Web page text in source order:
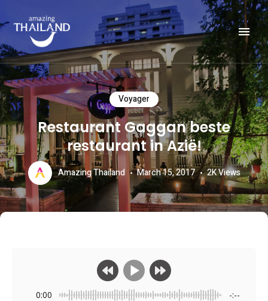
AMAZING THAILAND
Officiële website van de Toeristische Autoriteit van Thailand.
Voyager
Restaurant Gaggan beste
restaurant in Azië!
Amazing Thailand March 15, 2017 2KViews
0:00 -:--